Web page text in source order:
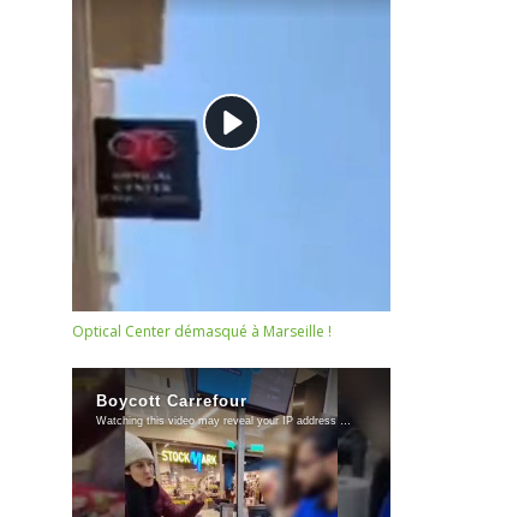
Optical Center démasqué à Marseille !